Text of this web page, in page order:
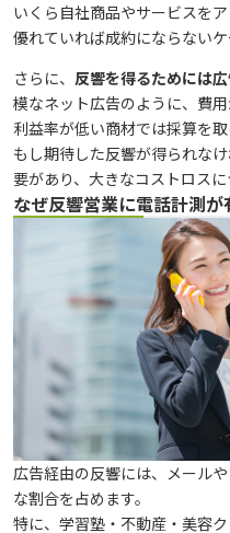
いくら自社商品やサービスを
優れていれば成約にならないケ
さらに、 反響を得るためには
模なネット広告のように、費
利益率が低い商材では採算を
もし期待した反響が得られな
要があり、大きなコストロス
なぜ反響営業に電話計測が
広告経由の反響には、メール
な割合を占めます。
特に、学習塾・不動産・美容